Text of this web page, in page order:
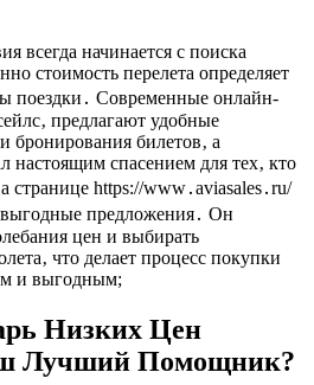
стоимость перелета определяет
поездки․ Современные онлайн-
предлагают удобные
бронирования билетов‚ а
настоящим спасением для тех‚ кто
странице https://www․aviasales․ru/
предложения․ Он
цен и выбирать
что делает процесс покупки
и выгодным;
Низких Цен
Лучший Помощник?